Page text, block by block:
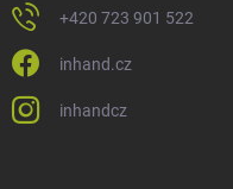
+420 723 901 522
inhand.cz
inhandcz